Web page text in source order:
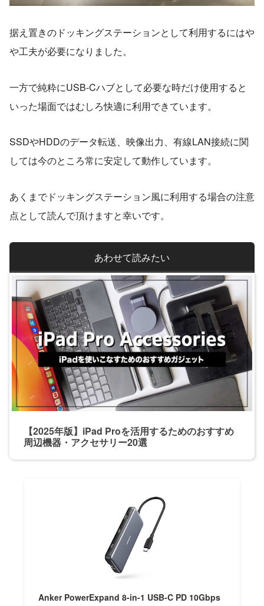
据え置きのドッキングステーションとして利用するにはや
や工夫が必要になりました。
一方で純粋にUSB-Cハブとして必要な時だけ使用すると
いった場面ではむしろ快適に利用できています。
SSDやHDDのデータ転送、映像出力、有線LAN接続に関
しては今のところ常に安定して動作しています。
あくまでドッキングステーション風に利用する場合の注意
点として読んで頂けますと幸いです。
【2025年版】iPad Proを活用するためのおすすめ
周辺機器・アクセサリー20選
Anker PowerExpand 8-in-1 USB-C PD 10Gbps